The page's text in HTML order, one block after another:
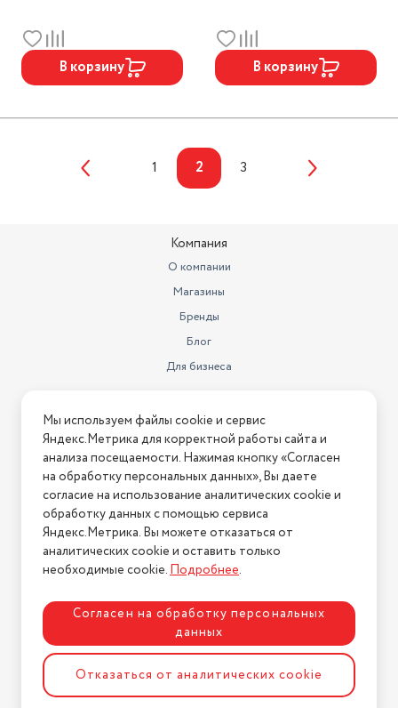
В корзину В корзину
1 2 3
Компания
О компании
Магазины
Бренды
Блог
Для бизнеса
Информация
Условия оплаты
Условия доставки
Условия возврата
Нашли ошибку на сайте?Напишите нам
2026 © Интернет-магазин "АстМаркет". У нас есть всё!
Политика конфиденциальности
Мы используем файлы cookie и сервис
Яндекс.Метрика для корректной работы сайта и
анализа посещаемости. Нажимая кнопку «Согласен
на обработку персональных данных», Вы даете
согласие на использование аналитических cookie и
обработку данных с помощью сервиса
Яндекс.Метрика. Вы можете отказаться от
аналитических cookie и оставить только
необходимые cookie.Подробнее.
Согласен на обработку персональных
данных
Отказаться от аналитических cookie